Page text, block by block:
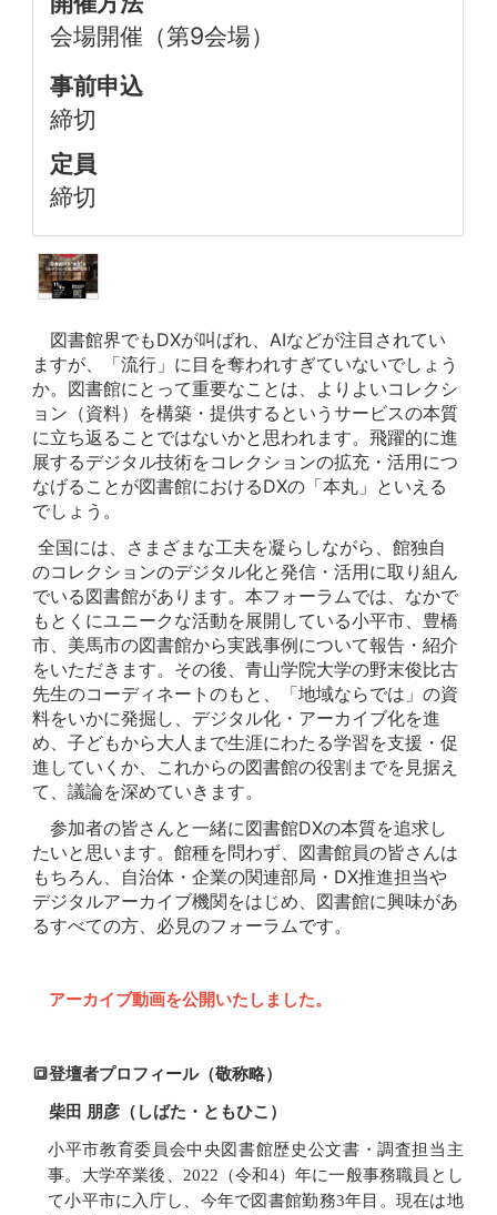
会場開催（第9会場）
事前申込
締切
定員
締切
図書館界でもDXが叫ばれ、AIなどが注目されてい
ますが、「流行」に目を奪われすぎていないでしょう
か。図書館にとって重要なことは、よりよいコレクシ
ョン（資料）を構築・提供するというサービスの本質
に立ち返ることではないかと思われます。飛躍的に進
展するデジタル技術をコレクションの拡充・活用につ
なげることが図書館におけるDXの「本丸」といえる
でしょう。
全国には、さまざまな工夫を凝らしながら、館独自
のコレクションのデジタル化と発信・活用に取り組ん
でいる図書館があります。本フォーラムでは、なかで
もとくにユニークな活動を展開している小平市、豊橋
市、美馬市の図書館から実践事例について報告・紹介
をいただきます。その後、青山学院大学の野末俊比古
先生のコーディネートのもと、「地域ならでは」の資
料をいかに発掘し、デジタル化・アーカイブ化を進
め、子どもから大人まで生涯にわたる学習を支援・促
進していくか、これからの図書館の役割までを見据え
て、議論を深めていきます。
参加者の皆さんと一緒に図書館DXの本質を追求し
たいと思います。館種を問わず、図書館員の皆さんは
もちろん、自治体・企業の関連部局・DX推進担当や
デジタルアーカイブ機関をはじめ、図書館に興味があ
るすべての方、必見のフォーラムです。
アーカイブ動画を公開いたしました。
🔳登壇者プロフィール（敬称略）
柴田 朋彦（しばた・ともひこ）
小平市教育委員会中央図書館歴史公文書・調査担当主
事。大学卒業後、2022（令和4）年に一般事務職員とし
て小平市に入庁し、今年で図書館勤務3年目。現在は地